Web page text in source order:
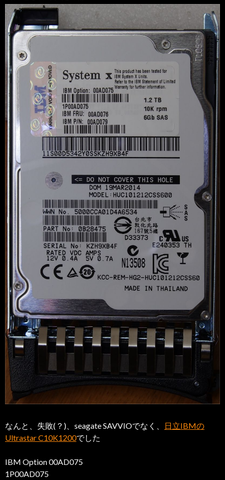
なんと、失敗(？)、seagate SAVVIOでなく、
日立IBMの
Ultrastar C10K1200でした
IBM Option 00AD075
1P00AD075